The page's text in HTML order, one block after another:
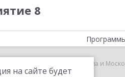
8
на сайте будет
Москва и